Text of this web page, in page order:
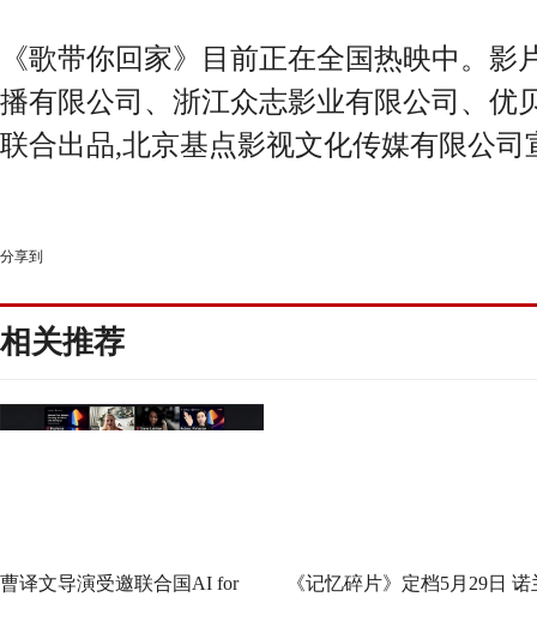
《歌带你回家》目前正在全国热映中。影
播有限公司、浙江众志影业有限公司、优
联合出品,北京基点影视文化传媒有限公司
分享到
相关推荐
曹译文导演受邀联合国AI for 《记忆碎片》定档5月29日 诺